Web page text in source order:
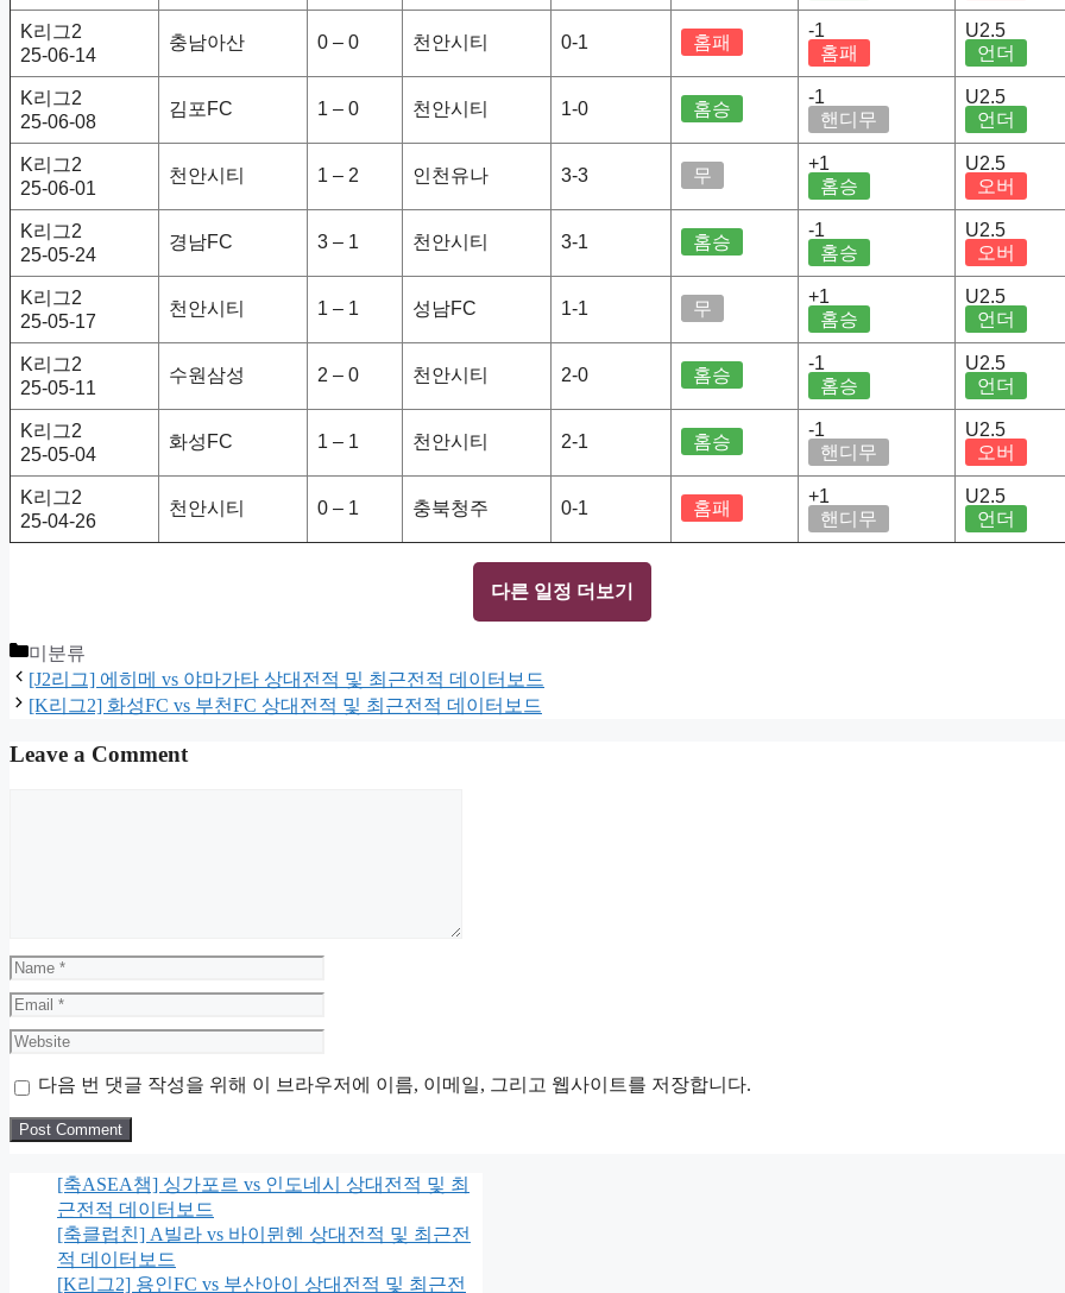
K리그2
25-06-14
충남아산 0 – 0 천안시티 0-1 홈패
-1
홈패
U2.5
언더
K리그2
25-06-08
김포FC 1 – 0 천안시티 1-0 홈승
-1
핸디무
U2.5
언더
K리그2
25-06-01
천안시티 1 – 2 인천유나 3-3 무
+1
홈승
U2.5
오버
K리그2
25-05-24
경남FC 3 – 1 천안시티 3-1 홈승
-1
홈승
U2.5
오버
K리그2
25-05-17
천안시티 1 – 1 성남FC 1-1 무
+1
홈승
U2.5
언더
K리그2
25-05-11
수원삼성 2 – 0 천안시티 2-0 홈승
-1
홈승
U2.5
언더
K리그2
25-05-04
화성FC 1 – 1 천안시티 2-1 홈승
-1
핸디무
U2.5
오버
K리그2
25-04-26
천안시티 0 – 1 충북청주 0-1 홈패
+1
핸디무
U2.5
언더
다른 일정 더보기
Categories
미분류
[J2리그] 에히메 vs 야마가타 상대전적 및 최근전적 데이터보드
[K리그2] 화성FC vs 부천FC 상대전적 및 최근전적 데이터보드
Leave a Comment
Name
Email
Website
다음 번 댓글 작성을 위해 이 브라우저에 이름, 이메일, 그리고 웹사이트를 저장합니다.
[축ASEA챔] 싱가포르 vs 인도네시 상대전적 및 최
근전적 데이터보드
[축클럽친] A빌라 vs 바이뮌헨 상대전적 및 최근전
적 데이터보드
[K리그2] 용인FC vs 부산아이 상대전적 및 최근전